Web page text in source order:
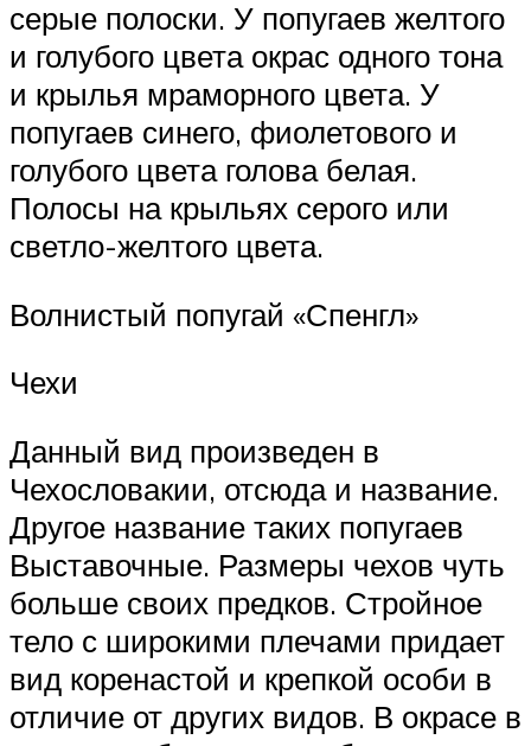
серые полоски. У попугаев желтого
и голубого цвета окрас одного тона
и крылья мраморного цвета. У
попугаев синего, фиолетового и
голубого цвета голова белая.
Полосы на крыльях серого или
светло-желтого цвета.
Волнистый попугай «Спенгл»
Чехи
Данный вид произведен в
Чехословакии, отсюда и название.
Другое название таких попугаев
Выставочные. Размеры чехов чуть
больше своих предков. Стройное
тело с широкими плечами придает
вид коренастой и крепкой особи в
отличие от других видов. В окрасе в